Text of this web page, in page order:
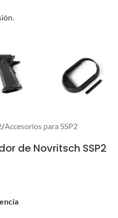
/Accesorios para SSP2
de Novritsch SSP2